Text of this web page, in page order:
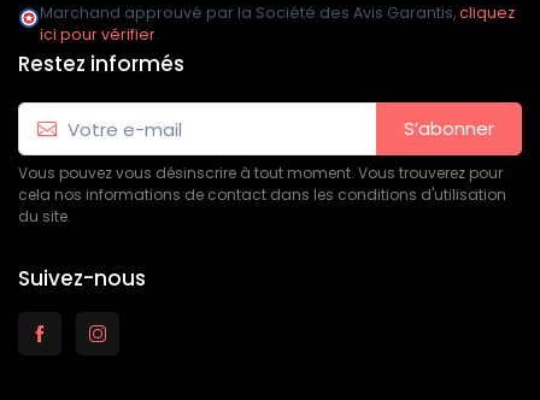
Marchand approuvé par la Société des Avis Garantis,cliquez
ici pour vérifier.
Restez informés
S’abonner
Vous pouvez vous désinscrire à tout moment. Vous trouverez pour
cela nos informations de contact dans les conditions d'utilisation
du site.
Suivez-nous